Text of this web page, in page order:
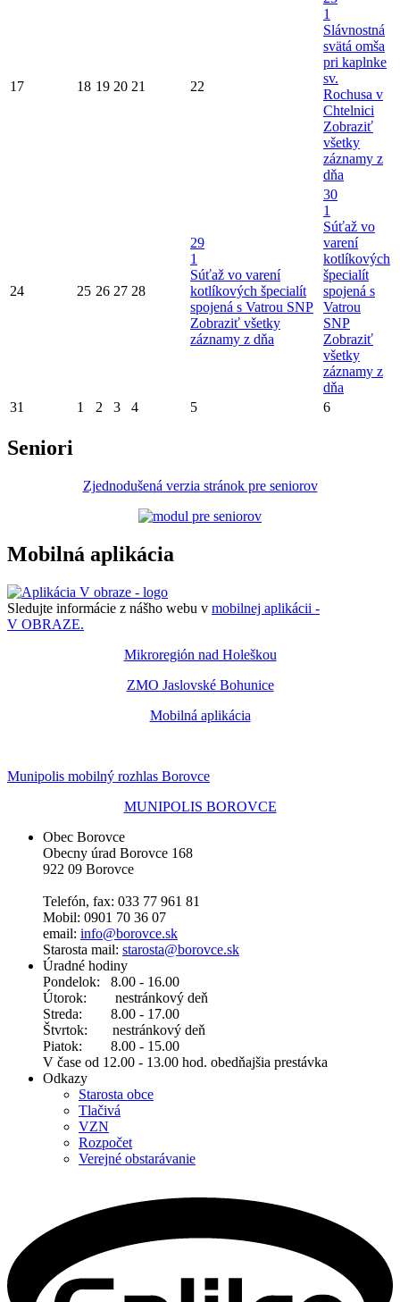
17 18 19 20 21 22
1
Slávnostná
svätá omša
pri kaplnke
sv.
Rochusa v
Chtelnici
Zobraziť
všetky
záznamy z
dňa
24 25 26 27 28
29
1
Súťaž vo varení
kotlíkových špecialít
spojená s Vatrou SNP
Zobraziť všetky
záznamy z dňa
30
1
Súťaž vo
varení
kotlíkových
špecialít
spojená s
Vatrou
SNP
Zobraziť
všetky
záznamy z
dňa
31
1 2 3 4 5 6
Seniori
Zjednodušená verzia stránok pre seniorov
Mobilná aplikácia
Sledujte informácie z nášho webu v mobilnej aplikácii -
V OBRAZE.
Mikroregión nad Holeškou
ZMO Jaslovské Bohunice
Mobilná aplikácia
Munipolis mobilný rozhlas Borovce
MUNIPOLIS BOROVCE
Obec Borovce
Obecny úrad Borovce 168
922 09 Borovce
Telefón, fax: 033 77 961 81
Mobil: 0901 70 36 07
email: info@borovce.sk
Starosta mail: starosta@borovce.sk
Úradné hodiny
Pondelok: 8.00 - 16.00
Útorok: nestránkový deň
Streda: 8.00 - 17.00
Štvrtok: nestránkový deň
Piatok: 8.00 - 15.00
V čase od 12.00 - 13.00 hod. obedňajšia prestávka
Odkazy
Starosta obce
Tlačivá
VZN
Rozpočet
Verejné obstarávanie